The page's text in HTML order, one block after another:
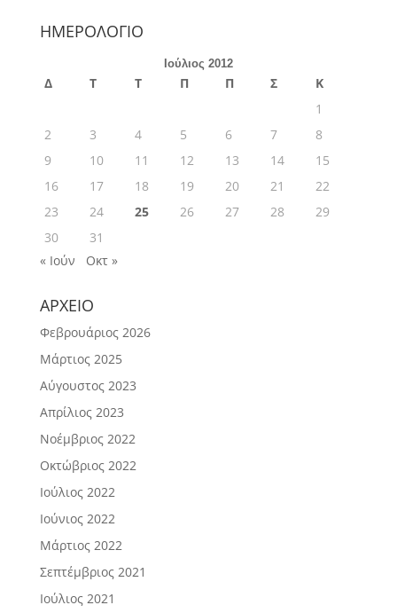
ΗΜΕΡΟΛΟΓΙΟ
Ιούλιος 2012
Δ Τ Τ Π Π Σ
Κ
1
2
3 4 5 6 7
8
9
10 11 12 13 14
15
16
17 18 19 20 21
22
23
24 25 26 27 28
29
30
31
« Ιούν
Οκτ »
ΑΡΧΕΙΟ
Φεβρουάριος 2026
Μάρτιος 2025
Αύγουστος 2023
Απρίλιος 2023
Νοέμβριος 2022
Οκτώβριος 2022
Ιούλιος 2022
Ιούνιος 2022
Μάρτιος 2022
Σεπτέμβριος 2021
Ιούλιος 2021